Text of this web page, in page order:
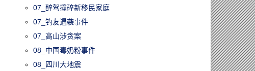
07_醉驾撞碎新移民家庭
07_钓友遇袭事件
07_高山涉贪案
08_中国毒奶粉事件
08_四川大地震